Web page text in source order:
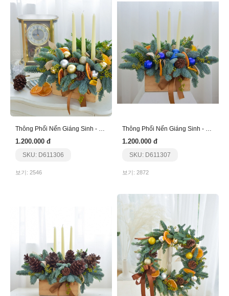
Thông Phối Nến Giáng Sinh - Nến Trắng
1.200.000 đ
SKU: D611306
보기: 2546
Thông Phối Nến Giáng Sinh - Nến Trắng - Xanh
1.200.000 đ
SKU: D611307
보기: 2872